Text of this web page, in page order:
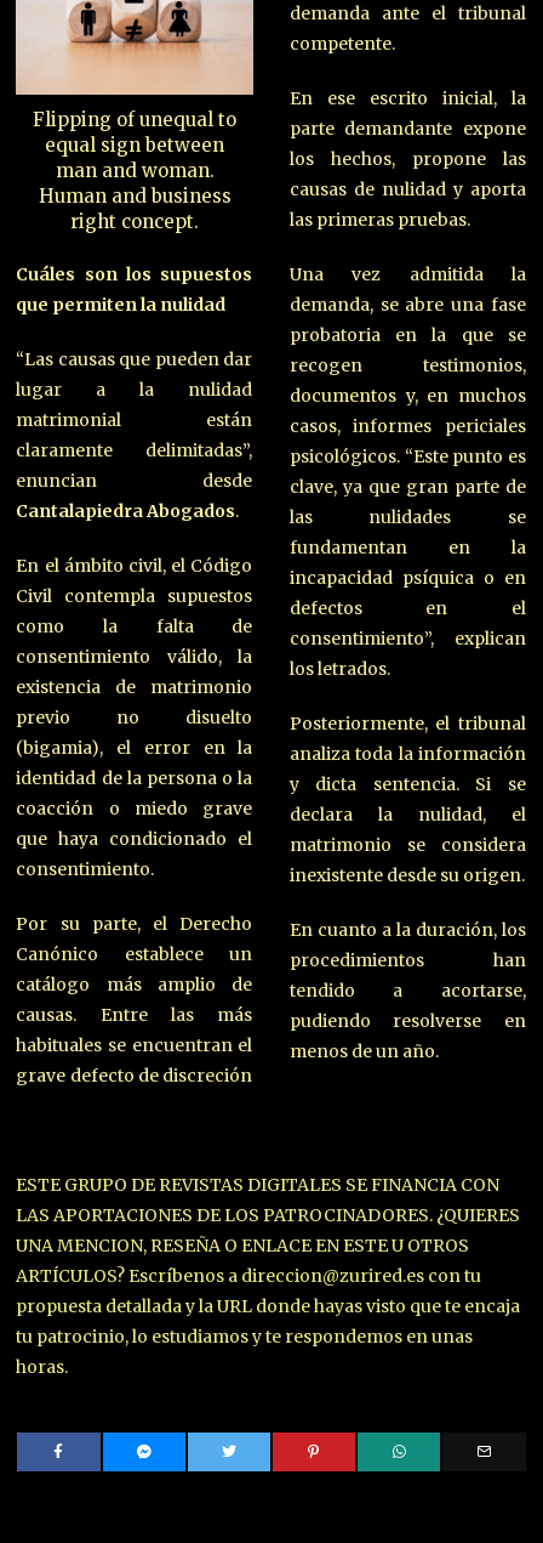
Flipping of unequal to
equal sign between
man and woman.
Human and business
right concept.
Cuáles son los supuestos
que permiten la nulidad
“Las causas que pueden dar
lugar a la nulidad
matrimonial están
claramente delimitadas”,
enuncian desde
Cantalapiedra Abogados.
En el ámbito civil, el Código
Civil contempla supuestos
como la falta de
consentimiento válido, la
existencia de matrimonio
previo no disuelto
(bigamia), el error en la
identidad de la persona o la
coacción o miedo grave
que haya condicionado el
consentimiento.
Por su parte, el Derecho
Canónico establece un
catálogo más amplio de
causas. Entre las más
habituales se encuentran el
grave defecto de discreción
demanda ante el tribunal
competente.
En ese escrito inicial, la
parte demandante expone
los hechos, propone las
causas de nulidad y aporta
las primeras pruebas.
Una vez admitida la
demanda, se abre una fase
probatoria en la que se
recogen testimonios,
documentos y, en muchos
casos, informes periciales
psicológicos. “Este punto es
clave, ya que gran parte de
las nulidades se
fundamentan en la
incapacidad psíquica o en
defectos en el
consentimiento”, explican
los letrados.
Posteriormente, el tribunal
analiza toda la información
y dicta sentencia. Si se
declara la nulidad, el
matrimonio se considera
inexistente desde su origen.
En cuanto a la duración, los
procedimientos han
tendido a acortarse,
pudiendo resolverse en
menos de un año.
ESTE GRUPO DE REVISTAS DIGITALES SE FINANCIA CON
LAS APORTACIONES DE LOS PATROCINADORES. ¿QUIERES
UNA MENCION, RESEÑA O ENLACE EN ESTE U OTROS
ARTÍCULOS? Escríbenos a direccion@zurired.es con tu
propuesta detallada y la URL donde hayas visto que te encaja
tu patrocinio, lo estudiamos y te respondemos en unas
horas.